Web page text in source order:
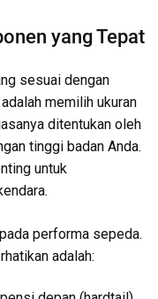
yang Tepat
sesuai dengan
memilih ukuran
ditentukan oleh
tinggi badan Anda.
untuk
performa sepeda.
adalah: